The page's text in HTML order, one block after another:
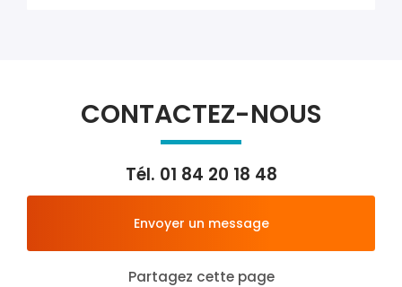
CONTACTEZ-NOUS
Tél. 01 84 20 18 48
Envoyer un message
Partagez cette page